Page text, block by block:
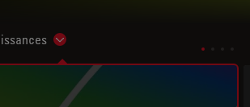
Show subnavigation